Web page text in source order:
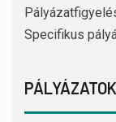
Specifikus